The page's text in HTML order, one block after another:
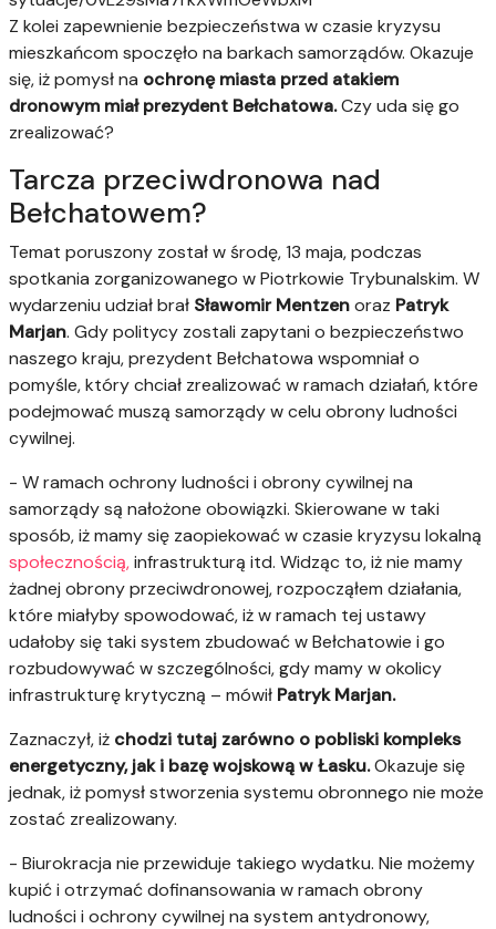
Z kolei zapewnienie bezpieczeństwa w czasie kryzysu
mieszkańcom spoczęło na barkach samorządów. Okazuje
się, iż pomysł na ochronę miasta przed atakiem
dronowym miał prezydent Bełchatowa.Czy uda się go
zrealizować?
Tarcza przeciwdronowa nad
Bełchatowem?
Temat poruszony został w środę, 13 maja, podczas
spotkania zorganizowanego w Piotrkowie Trybunalskim. W
wydarzeniu udział brał Sławomir Mentzenoraz Patryk
Marjan. Gdy politycy zostali zapytani o bezpieczeństwo
naszego kraju, prezydent Bełchatowa wspomniał o
pomyśle, który chciał zrealizować w ramach działań, które
podejmować muszą samorządy w celu obrony ludności
cywilnej.
- W ramach ochrony ludności i obrony cywilnej na
samorządy są nałożone obowiązki. Skierowane w taki
sposób, iż mamy się zaopiekować w czasie kryzysu lokalną
społecznością,infrastrukturą itd. Widząc to, iż nie mamy
żadnej obrony przeciwdronowej, rozpocząłem działania,
które miałyby spowodować, iż w ramach tej ustawy
udałoby się taki system zbudować w Bełchatowie i go
rozbudowywać w szczególności, gdy mamy w okolicy
infrastrukturę krytyczną – mówił Patryk Marjan.
Zaznaczył, iż chodzi tutaj zarówno o pobliski kompleks
energetyczny, jak i bazę wojskową w Łasku.Okazuje się
jednak, iż pomysł stworzenia systemu obronnego nie może
zostać zrealizowany.
- Biurokracja nie przewiduje takiego wydatku. Nie możemy
kupić i otrzymać dofinansowania w ramach obrony
ludności i ochrony cywilnej na system antydronowy,